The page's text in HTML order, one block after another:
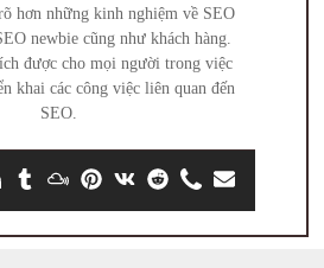
hơn những kinh nghiệm về SEO
newbie cũng như khách hàng.
được cho mọi người trong việc
khai các công việc liên quan đến
SEO.